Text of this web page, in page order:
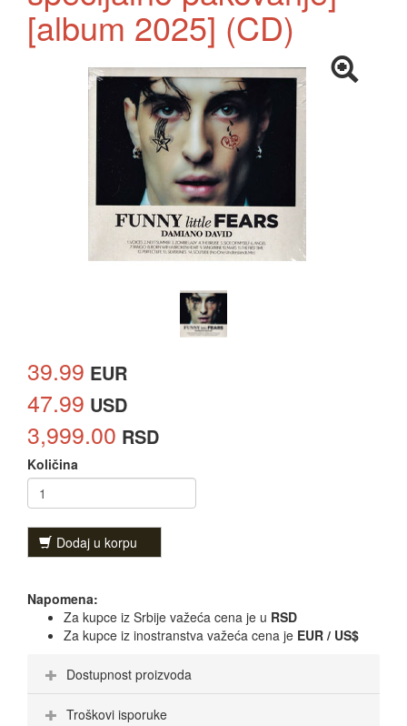
[album 2025] (CD)
39.99 EUR
47.99 USD
3,999.00 RSD
Količina
Dodaj u korpu
Napomena:
Za kupce iz Srbije važeća cena je u RSD
Za kupce iz inostranstva važeća cena je EUR / US$
Dostupnost proizvoda
Troškovi isporuke